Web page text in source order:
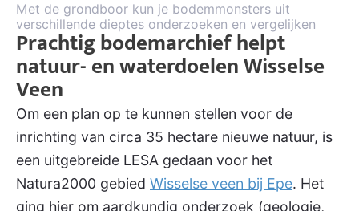
Met de grondboor kun je bodemmonsters uit
verschillende dieptes onderzoeken en vergelijken
Prachtig bodemarchief helpt
natuur- en waterdoelen Wisselse
Veen
Om een plan op te kunnen stellen voor de
inrichting van circa 35 hectare nieuwe natuur, is
een uitgebreide LESA gedaan voor het
Natura2000 gebied Wisselse veen bij Epe. Het
ging hier om aardkundig onderzoek (geologie,